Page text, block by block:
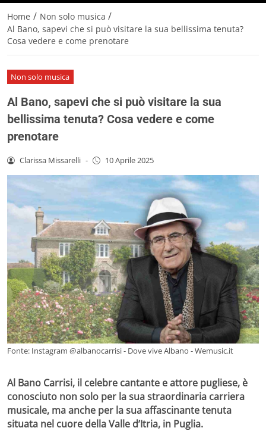
Home / Non solo musica /
Al Bano, sapevi che si può visitare la sua bellissima tenuta?
Cosa vedere e come prenotare
Non solo musica
Al Bano, sapevi che si può visitare la sua
bellissima tenuta? Cosa vedere e come
prenotare
Clarissa Missarelli - 10 Aprile 2025
Fonte: Instagram @albanocarrisi - Dove vive Albano - Wemusic.it
Al Bano Carrisi, il celebre cantante e attore pugliese, è
conosciuto non solo per la sua straordinaria carriera
musicale, ma anche per la sua affascinante tenuta
situata nel cuore della Valle d’Itria, in Puglia.